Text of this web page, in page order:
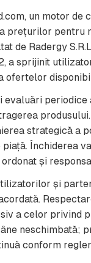
un motor de
prețurilor pentru
de Radergy
a sprijinit
ofertelor
evaluări
strategică a
piață. Închiderea
și
și
a celor privind
neschimbată;
conform